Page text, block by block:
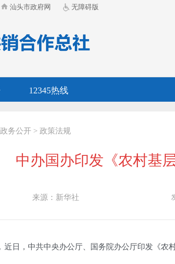
汕头市政府网 无障碍版
12345热线
政务公开 > 政策法规
中办国办印发《农村基
来源： 新华社
，中共中央办公厅、国务院办公厅印发《农